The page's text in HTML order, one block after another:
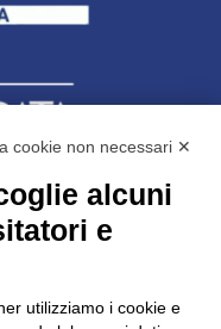
socio
Sondrio
SO-36426
cookie non necessari ✕
alcuni
e
utilizziamo i cookie e